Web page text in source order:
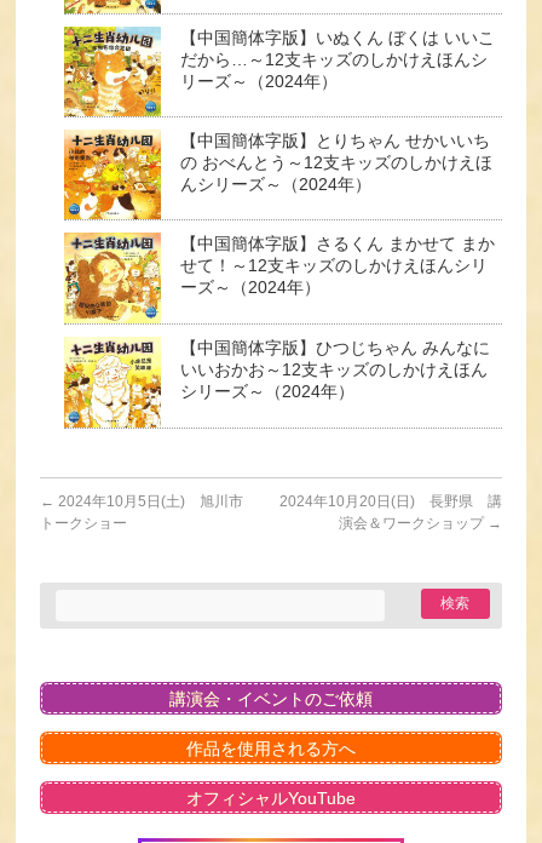
【中国簡体字版】いぬくん ぼくは いいこ
だから…～12支キッズのしかけえほんシ
リーズ～（2024年）
【中国簡体字版】とりちゃん せかいいち
の おべんとう～12支キッズのしかけえほ
んシリーズ～（2024年）
【中国簡体字版】さるくん まかせて まか
せて！～12支キッズのしかけえほんシリ
ーズ～（2024年）
【中国簡体字版】ひつじちゃん みんなに
いいおかお～12支キッズのしかけえほん
シリーズ～（2024年）
← 2024年10月5日(土) 旭川市
トークショー
2024年10月20日(日) 長野県 講
演会＆ワークショップ →
講演会・イベントのご依頼
作品を使用される方へ
オフィシャルYouTube